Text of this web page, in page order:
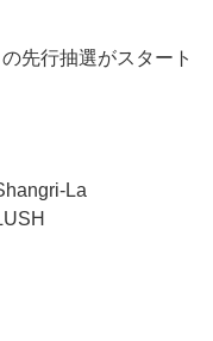
先行抽選がスタート
La